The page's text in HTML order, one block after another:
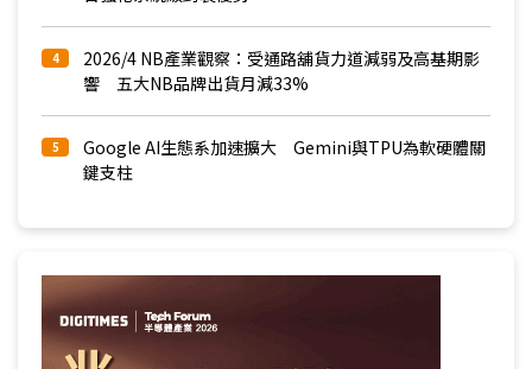
4
2026/4 NB產業觀察：受通路舖貨力道減弱及高基期影
響 五大NB品牌出貨月減33%
5
Google AI生態系加速擴大 Gemini與TPU為軟硬體關
鍵支柱